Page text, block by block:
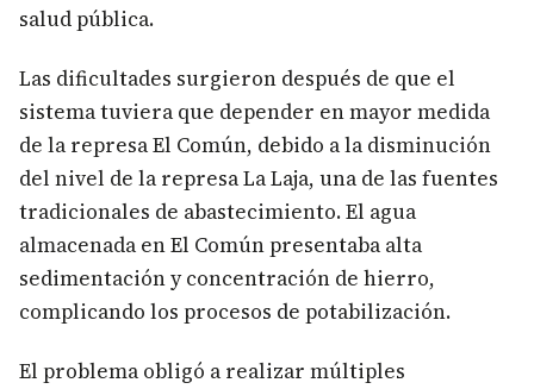
salud pública.
Las dificultades surgieron después de que el
sistema tuviera que depender en mayor medida
de la represa El Común, debido a la disminución
del nivel de la represa La Laja, una de las fuentes
tradicionales de abastecimiento. El agua
almacenada en El Común presentaba alta
sedimentación y concentración de hierro,
complicando los procesos de potabilización.
El problema obligó a realizar múltiples